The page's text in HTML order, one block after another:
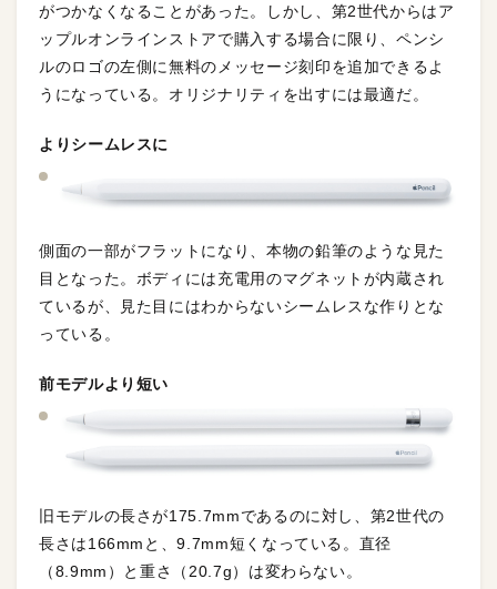
がつかなくなることがあった。しかし、第2世代からはア
ップルオンラインストアで購入する場合に限り、ペンシ
ルのロゴの左側に無料のメッセージ刻印を追加できるよ
うになっている。オリジナリティを出すには最適だ。
よりシームレスに
側面の一部がフラットになり、本物の鉛筆のような見た
目となった。ボディには充電用のマグネットが内蔵され
ているが、見た目にはわからないシームレスな作りとな
っている。
前モデルより短い
旧モデルの長さが175.7mmであるのに対し、第2世代の
長さは166mmと、9.7mm短くなっている。直径
（8.9mm）と重さ（20.7g）は変わらない。